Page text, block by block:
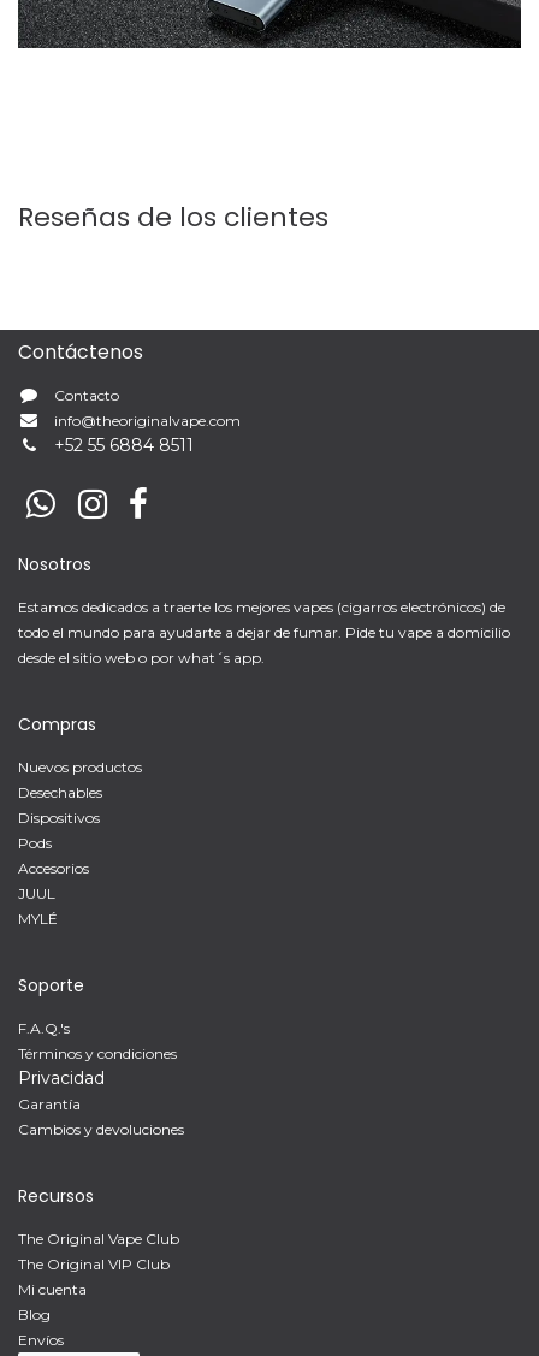
Reseñas de los clientes
Contáctenos
Contacto
info@theoriginalvape.com
+52 55 6884 8511
Nosotros
Estamos dedicados a traerte los mejores vapes (cigarros electrónicos) de
todo el mundo para ayudarte a dejar de fumar. Pide tu vape a domicilio
desde el sitio web o por what´s app.
Compras
Nuevos productos
Desechables
Dispositivos
Pods
Accesorios
JUUL
MYLÉ
Soporte
F.A.Q.'s
Términos y condiciones
Privacidad
Garantía
Cambios y devoluciones
Recursos
The Original Vape Club
The Original VIP Club
Mi cuenta
Blog
Envíos